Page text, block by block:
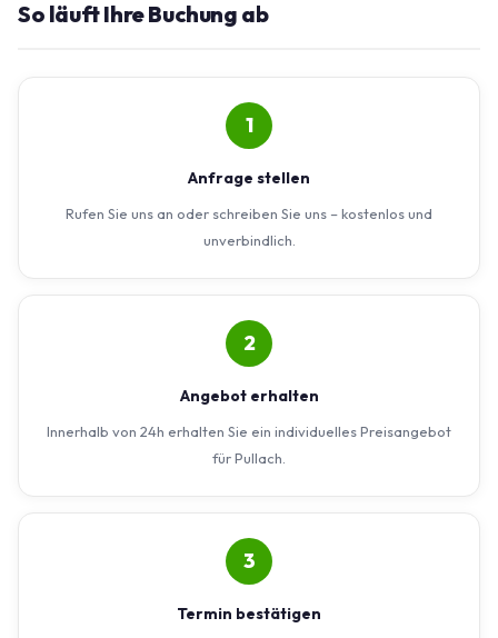
So läuft Ihre Buchung ab
1
Anfrage stellen
Rufen Sie uns an oder schreiben Sie uns – kostenlos und
unverbindlich.
2
Angebot erhalten
Innerhalb von 24h erhalten Sie ein individuelles Preisangebot
für Pullach.
3
Termin bestätigen